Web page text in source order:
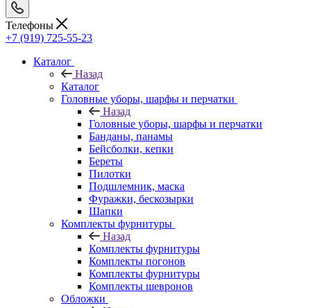
Телефоны
+7 (919) 725-55-23
Каталог
Назад
Каталог
Головные уборы, шарфы и перчатки
Назад
Головные уборы, шарфы и перчатки
Банданы, панамы
Бейсболки, кепки
Береты
Пилотки
Подшлемник, маска
Фуражки, бескозырки
Шапки
Комплекты фурнитуры
Назад
Комплекты фурнитуры
Комплекты погонов
Комплекты фурнитуры
Комплекты шевронов
Обложки